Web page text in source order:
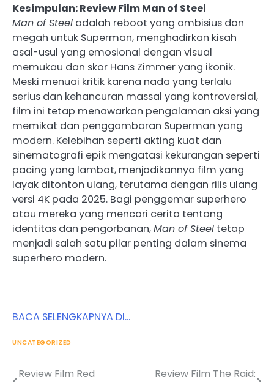
Kesimpulan: Review Film Man of Steel
Man of Steel adalah reboot yang ambisius dan
megah untuk Superman, menghadirkan kisah
asal-usul yang emosional dengan visual
memukau dan skor Hans Zimmer yang ikonik.
Meski menuai kritik karena nada yang terlalu
serius dan kehancuran massal yang kontroversial,
film ini tetap menawarkan pengalaman aksi yang
memikat dan penggambaran Superman yang
modern. Kelebihan seperti akting kuat dan
sinematografi epik mengatasi kekurangan seperti
pacing yang lambat, menjadikannya film yang
layak ditonton ulang, terutama dengan rilis ulang
versi 4K pada 2025. Bagi penggemar superhero
atau mereka yang mencari cerita tentang
identitas dan pengorbanan,Man of Steel tetap
menjadi salah satu pilar penting dalam sinema
superhero modern.
BACA SELENGKAPNYA DI…
UNCATEGORIZED
Post
Review Film Red
Review Film The Raid: